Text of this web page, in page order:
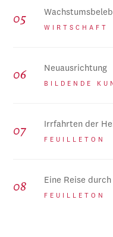
WIRTSCHAFT
Neuausrichtung
BILDENDE
Irrfahrten der
FEUILLETON
Eine Reise
FEUILLETON